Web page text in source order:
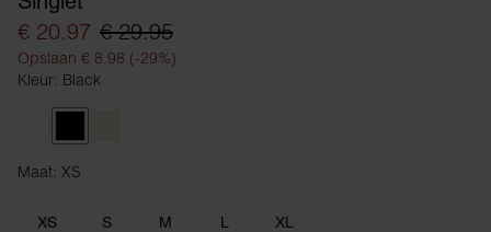
€ 20.97 € 29.95
Opslaan € 8.98 (-29%)
Kleur: Black
Maat: XS
XS S M L XL